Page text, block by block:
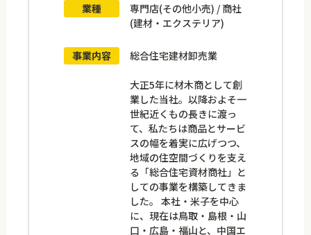
業種
専門店(その他小売) / 商社
(建材・エクステリア)
事業内容 総合住宅建材卸売業
大正5年に材木商として創
業した当社。以降およそ一
世紀近くもの長きに渡っ
て、私たちは商品とサービ
スの幅を着実に広げつつ、
地域の住空間づくりを支え
る「総合住宅資材商社」と
しての事業を構築してきま
した。 本社・米子を中心
に、現在は鳥取・島根・山
口・広島・福山と、中国エ